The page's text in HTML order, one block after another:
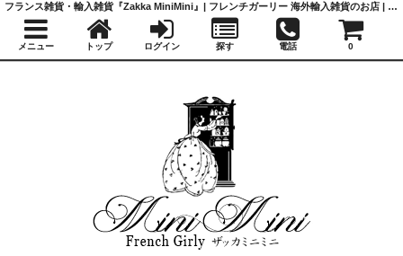
フランス雑貨・輸入雑貨『Zakka MiniMini』| フレンチガーリー 海外輸入雑貨のお店 | かわいい雑貨 | 蚤の市 | アンティーク
メニュー トップ ログイン 探す 電話 0